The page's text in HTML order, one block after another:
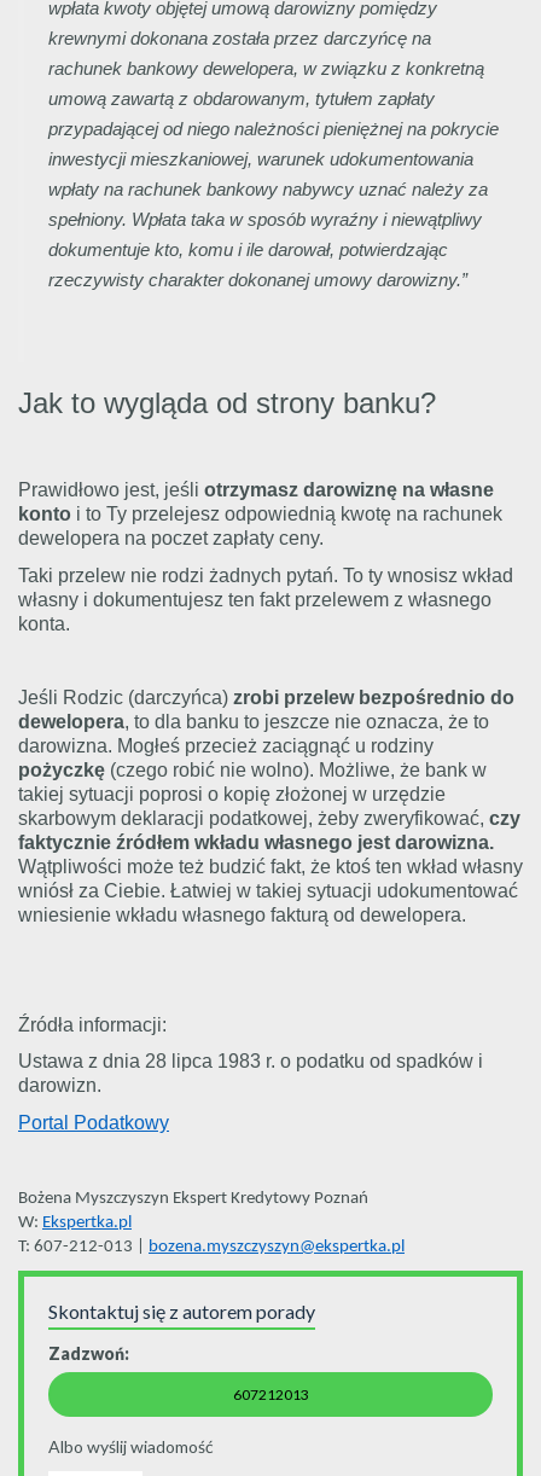
wpłata kwoty objętej umową darowizny pomiędzy
krewnymi dokonana została przez darczyńcę na
rachunek bankowy dewelopera, w związku z konkretną
umową zawartą z obdarowanym, tytułem zapłaty
przypadającej od niego należności pieniężnej na pokrycie
inwestycji mieszkaniowej, warunek udokumentowania
wpłaty na rachunek bankowy nabywcy uznać należy za
spełniony. Wpłata taka w sposób wyraźny i niewątpliwy
dokumentuje kto, komu i ile darował, potwierdzając
rzeczywisty charakter dokonanej umowy darowizny.”
Jak to wygląda od strony banku?
Prawidłowo jest, jeśli otrzymasz darowiznę na własne
konto i to Ty przelejesz odpowiednią kwotę na rachunek
dewelopera na poczet zapłaty ceny.
Taki przelew nie rodzi żadnych pytań. To ty wnosisz wkład
własny i dokumentujesz ten fakt przelewem z własnego
konta.
Jeśli Rodzic (darczyńca) zrobi przelew bezpośrednio do
dewelopera, to dla banku to jeszcze nie oznacza, że to
darowizna. Mogłeś przecież zaciągnąć u rodziny
pożyczkę (czego robić nie wolno). Możliwe, że bank w
takiej sytuacji poprosi o kopię złożonej w urzędzie
skarbowym deklaracji podatkowej, żeby zweryfikować, czy
faktycznie źródłem wkładu własnego jest darowizna.
Wątpliwości może też budzić fakt, że ktoś ten wkład własny
wniósł za Ciebie. Łatwiej w takiej sytuacji udokumentować
wniesienie wkładu własnego fakturą od dewelopera.
Źródła informacji:
Ustawa z dnia 28 lipca 1983 r. o podatku od spadków i
darowizn.
Portal Podatkowy
Bożena Myszczyszyn Ekspert Kredytowy Poznań
W: Ekspertka.pl
T: 607-212-013 | bozena.myszczyszyn@ekspertka.pl
Skontaktuj się z autorem porady
Zadzwoń:
607212013
Albo wyślij wiadomość